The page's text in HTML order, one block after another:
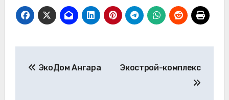
ЭкоДом Ангара Экострой-комплекс